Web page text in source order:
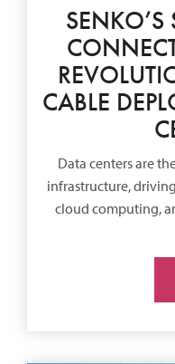
CABLE
Data centers are
infrastructure,
cloud computing,